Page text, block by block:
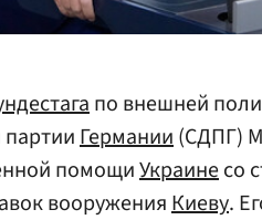
по внешней
Германии(СДПГ)
помощиУкраинесо
вооруженияКиеву.